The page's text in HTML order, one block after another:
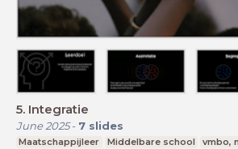
5. Integratie
June 2025- 7 slides
Maatschappijleer Middelbare school
vmbo,